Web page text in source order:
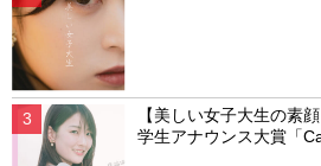
【美しい女子大生の素
学生アナウンス大賞「